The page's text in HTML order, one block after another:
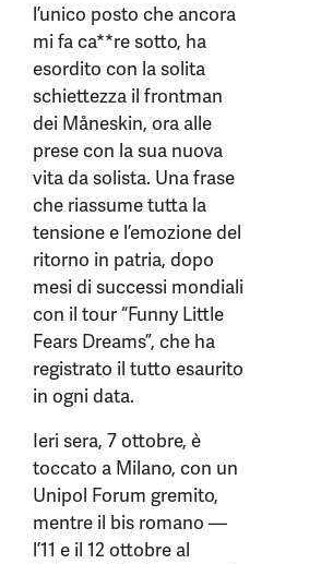
l’unico posto che ancora
mi fa ca**re sotto, ha
esordito con la solita
schiettezza il frontman
dei Måneskin, ora alle
prese con la sua nuova
vita da solista. Una frase
che riassume tutta la
tensione e l’emozione del
ritorno in patria, dopo
mesi di successi mondiali
con il tour “Funny Little
Fears Dreams”, che ha
registrato il tutto esaurito
in ogni data.
Ieri sera, 7 ottobre, è
toccato a Milano, con un
Unipol Forum gremito,
mentre il bis romano —
l’11 e il 12 ottobre al